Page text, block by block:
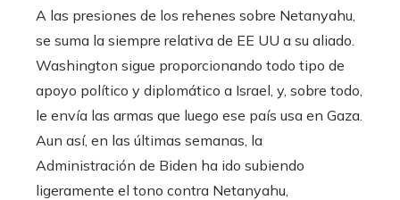
A las presiones de los rehenes sobre Netanyahu,
se suma la siempre relativa de EE UU a su aliado.
Washington sigue proporcionando todo tipo de
apoyo político y diplomático a Israel, y, sobre todo,
le envía las armas que luego ese país usa en Gaza.
Aun así, en las últimas semanas, la
Administración de Biden ha ido subiendo
ligeramente el tono contra Netanyahu,